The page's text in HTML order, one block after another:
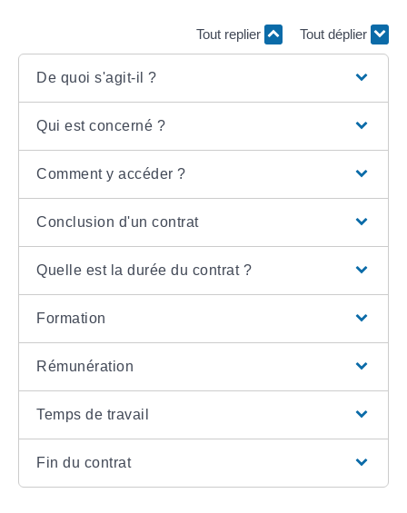
Tout replier Tout déplier
De quoi s'agit-il ?
Qui est concerné ?
Comment y accéder ?
Conclusion d'un contrat
Quelle est la durée du contrat ?
Formation
Rémunération
Temps de travail
Fin du contrat